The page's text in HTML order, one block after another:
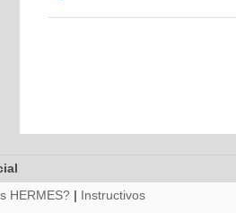
HERMES? | Instructivos